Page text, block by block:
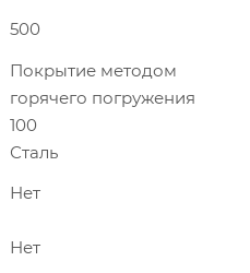
500
Покрытие методом
горячего погружения
100
Сталь
Нет
Нет